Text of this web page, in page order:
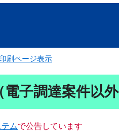
刷ページ表示
子調達案件以外
ムで公告しています